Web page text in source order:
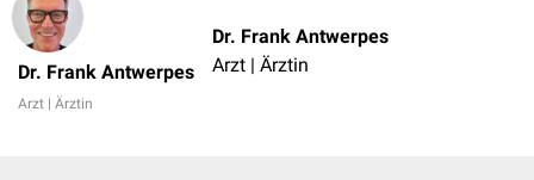
Dr. Frank Antwerpes
Arzt | Ärztin
Dr. Frank Antwerpes
Arzt | Ärztin